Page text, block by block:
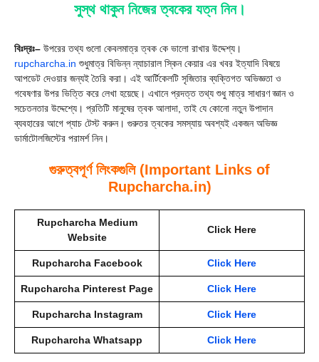
সুস্থ থাকুন নিজের ত্বকের যত্ন নিন।
বিঃদ্রঃ– উপরের তথ্য গুলো কেবলমাত্র ত্বক কে ভালো রাখার উদ্দেশ্য।
rupcharcha.in শুধুমাত্র বিভিন্ন ন্যাচারাল স্কিন কেয়ার এর খবর ইত্যাদি বিষয়ে
আপডেট দেওয়ার জন্যই তৈরি করা। এই আর্টিকেলটি সৃজিতার ব্যক্তিগত অভিজ্ঞতা ও
গবেষণার উপর ভিত্তি করে লেখা হয়েছে। এখানে প্রদত্ত তথ্য শুধু মাত্র সাধারণ জ্ঞান ও
সচেতনতার উদ্দেশ্যে। প্রতিটি মানুষের ত্বক আলাদা, তাই যে কোনো নতুন উপাদান
ব্যবহারের আগে প্যাচ টেস্ট করুন। গুরুতর ত্বকের সমস্যায় অবশ্যই একজন অভিজ্ঞ
ডার্মাটোলজিস্টের পরামর্শ নিন।
গুরুত্বপূর্ণ লিংকগুলি (Important Links of
Rupcharcha.in)
Rupcharcha Medium
Website
Click Here
Rupcharcha Facebook Click Here
Rupcharcha Pinterest Page Click Here
Rupcharcha Instagram Click Here
Rupcharcha Whatsapp Click Here